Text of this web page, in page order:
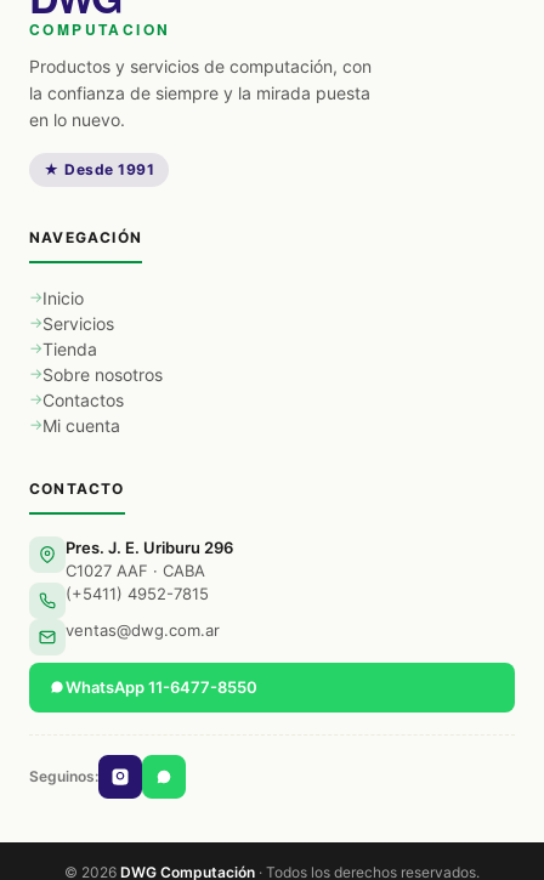
COMPUTACION
Productos y servicios de computación, con
la confianza de siempre y la mirada puesta
en lo nuevo.
★ Desde 1991
NAVEGACIÓN
Inicio
Servicios
Tienda
Sobre nosotros
Contactos
Mi cuenta
CONTACTO
Pres. J. E. Uriburu 296
C1027 AAF · CABA
(+5411) 4952-7815
ventas@dwg.com.ar
WhatsApp 11-6477-8550
Seguinos:
© 2026 DWG Computación · Todos los derechos reservados.